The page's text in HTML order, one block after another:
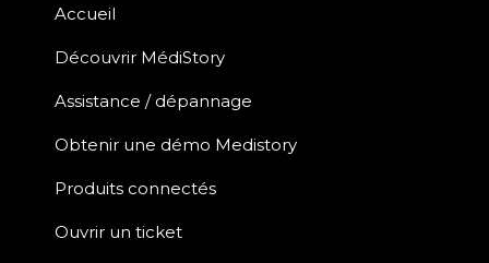
Accueil
Découvrir MédiStory
Assistance / dépannage
Obtenir une démo Medistory
Produits connectés
Ouvrir un ticket